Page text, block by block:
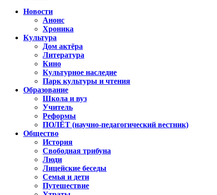
Новости
Анонс
Хроника
Культура
Дом актёра
Литература
Кино
Культурное наследие
Парк культуры и чтения
Образование
Школа и вуз
Учитель
Реформы
ПОЛЁТ (научно-педагогический вестник)
Общество
История
Свободная трибуна
Люди
Лицейские беседы
Семья и дети
Путешествие